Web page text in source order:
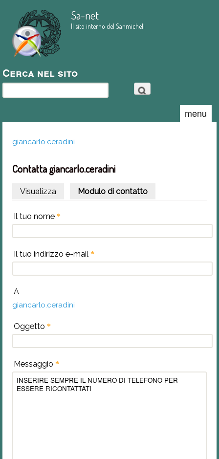
principale
Sa-net
Il sito interno del Sanmicheli
Cerca nel sito
menu
giancarlo.ceradini
Contatta giancarlo.ceradini
Visualizza Modulo di contatto(scheda attiva)
Il tuo nome *
Il tuo indirizzo e-mail *
A
giancarlo.ceradini
Oggetto *
Messaggio *